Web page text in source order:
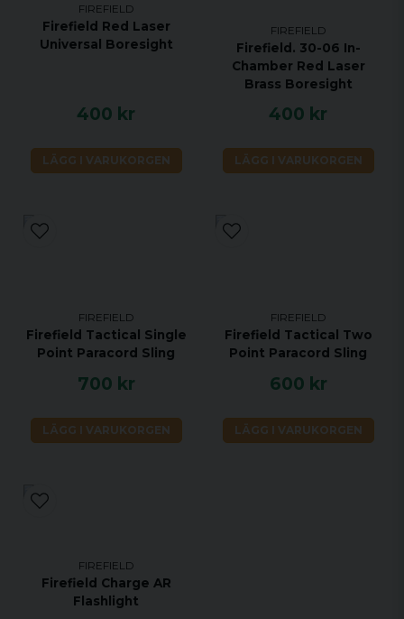
FIREFIELD
Firefield Red Laser
Universal Boresight
400 kr
LÄGG I VARUKORGEN
FIREFIELD
Firefield. 30-06 In-
Chamber Red Laser
Brass Boresight
400 kr
LÄGG I VARUKORGEN
FIREFIELD
Firefield Tactical Single
Point Paracord Sling
700 kr
LÄGG I VARUKORGEN
FIREFIELD
Firefield Tactical Two
Point Paracord Sling
600 kr
LÄGG I VARUKORGEN
FIREFIELD
Firefield Charge AR
Flashlight